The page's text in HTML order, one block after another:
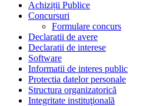
Achiziții Publice
Concursuri
Formulare concurs
Declaratii de avere
Declaratii de interese
Software
Informatii de interes public
Protectia datelor personale
Structura organizatorică
Integritate instituţională